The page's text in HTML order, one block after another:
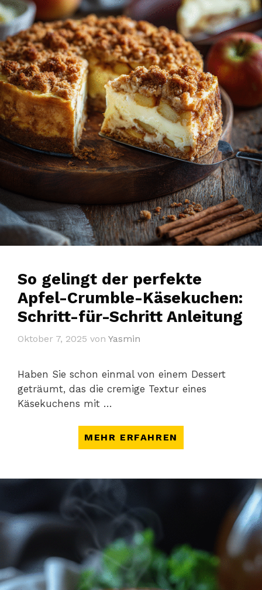
So gelingt der perfekte
Apfel-Crumble-Käsekuchen:
Schritt-für-Schritt Anleitung
Oktober 7, 2025 vonYasmin
Haben Sie schon einmal von einem Dessert
geträumt, das die cremige Textur eines
Käsekuchens mit …
MEHR ERFAHREN